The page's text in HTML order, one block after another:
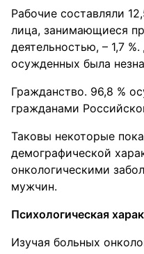
Рабочие составляли
лица, занимающиеся
деятельностью, – 1,7
осужденных была
Гражданство. 96,8 %
гражданами
Таковы некоторые
демографической
онкологическими
мужчин.
Психологическая
Изучая больных